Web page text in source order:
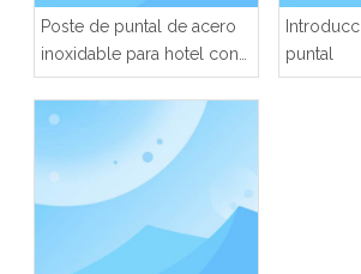
Poste de puntal de acero
inoxidable para hotel con
diseño diferente
puntal